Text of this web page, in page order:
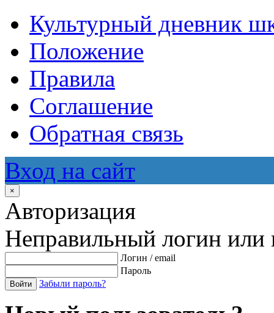
Культурный дневник
Положение
Правила
Соглашение
Обратная связь
Вход на сайт
×
Авторизация
Неправильный логин или
Логин / email
Пароль
Войти Забыли пароль?